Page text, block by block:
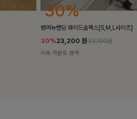
25%
밴스트라이프 스트링원피스
25%35,100원46,800원